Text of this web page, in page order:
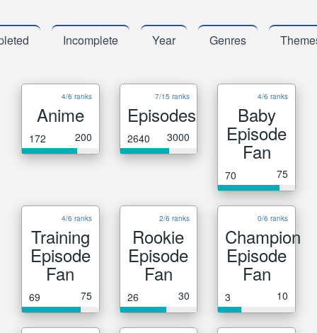
Incomplete Year Genres
4/6 ranks
Anime
172 200
7/15 ranks
Episodes
2640 3000
4/6 ranks
Baby
Episode
Fan
70 75
4/6 ranks
Training
Episode
Fan
69 75
2/6 ranks
Rookie
Episode
Fan
26 30
0/6 ranks
Champion
Episode
Fan
3 10